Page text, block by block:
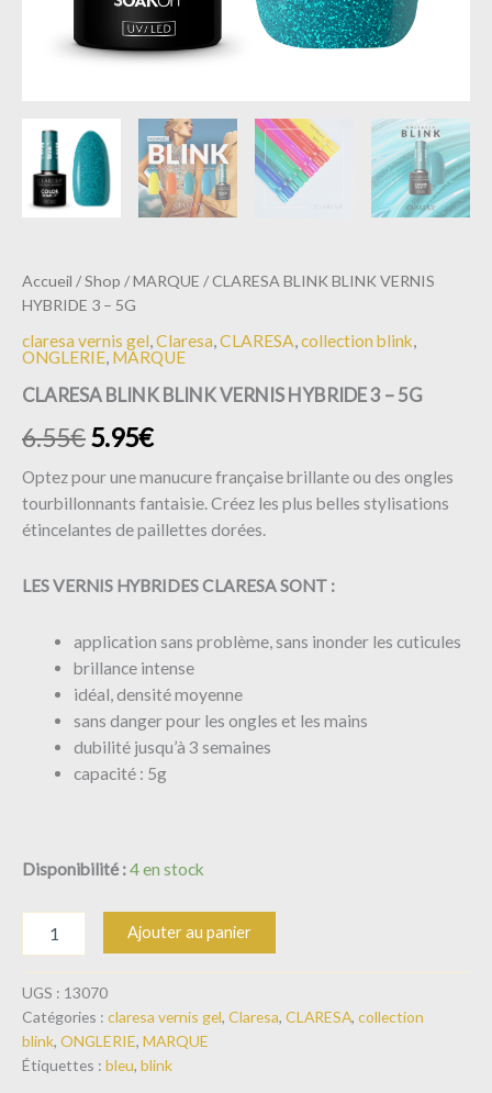
Accueil /Shop /MARQUE / CLARESA BLINK BLINK VERNIS
HYBRIDE 3 – 5G
claresa vernis gel,Claresa,CLARESA,collection blink,
ONGLERIE, MARQUE
CLARESA BLINK BLINK VERNIS HYBRIDE 3 – 5G
6.55€5.95€
Optez pour une manucure française brillante ou des ongles
tourbillonnants fantaisie. Créez les plus belles stylisations
étincelantes de paillettes dorées.
LES VERNIS HYBRIDES CLARESA SONT :
application sans problème, sans inonder les cuticules
brillance intense
idéal, densité moyenne
sans danger pour les ongles et les mains
dubilité jusqu’à 3 semaines
capacité : 5g
Disponibilité :4 en stock
Ajouter au panier
UGS : 13070
Catégories : claresa vernis gel, Claresa, CLARESA, collection
blink, ONGLERIE, MARQUE
Étiquettes : bleu, blink